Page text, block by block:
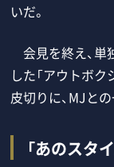
いだ。
会見を終え、
した「アウトボ
皮切りに、MJと
「あのスタ